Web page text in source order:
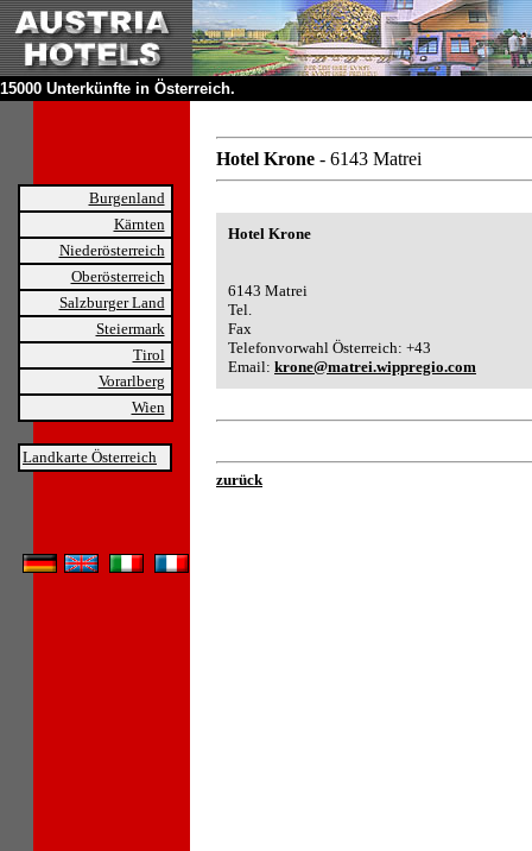
15000 Unterkünfte in Österreich.
Burgenland
Kärnten
Niederösterreich
Oberösterreich
Salzburger Land
Steiermark
Tirol
Vorarlberg
Wien
Landkarte Österreich
Hotel Krone - 6143 Matrei
Hotel Krone
6143 Matrei
Tel.
Fax
Telefonvorwahl Österreich: +43
Email: krone@matrei.wippregio.com
zurück